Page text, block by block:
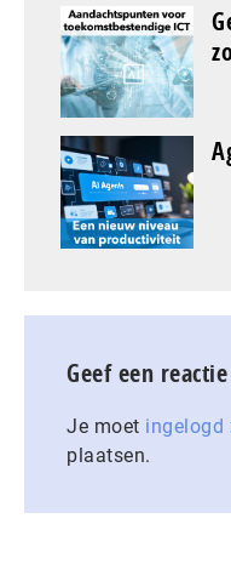
Geef een reactie
Je moet ingelogd
plaatsen.